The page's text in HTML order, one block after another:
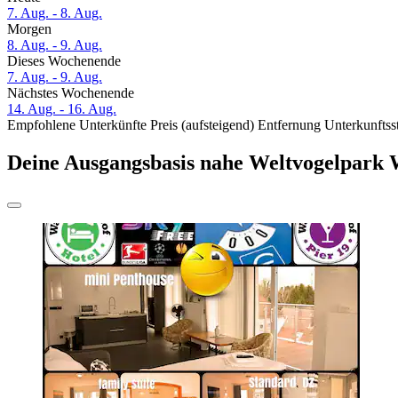
7. Aug. - 8. Aug.
Morgen
8. Aug. - 9. Aug.
Dieses Wochenende
7. Aug. - 9. Aug.
Nächstes Wochenende
14. Aug. - 16. Aug.
Empfohlene Unterkünfte Preis (aufsteigend) Entfernung
Deine Ausgangsbasis nahe Weltvogelpark